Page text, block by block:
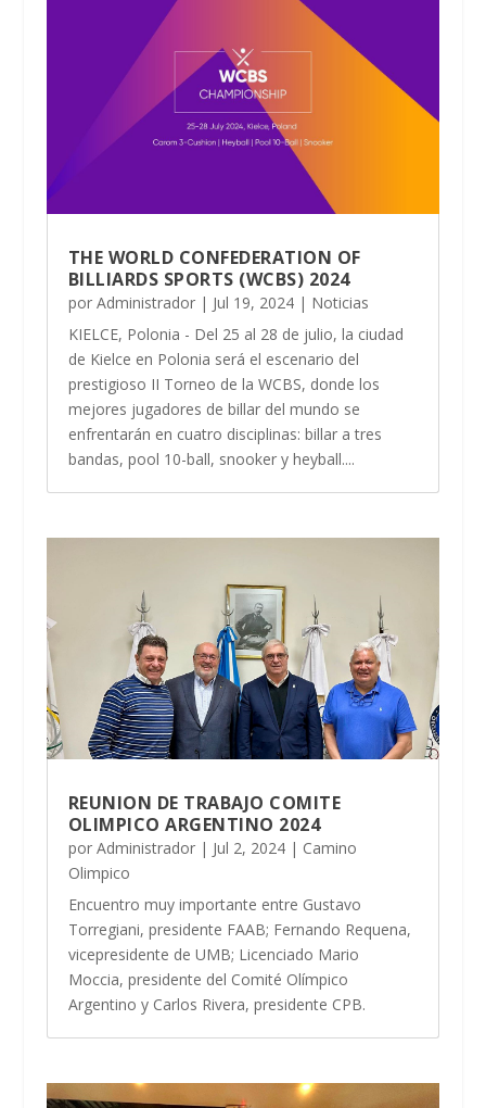
THE WORLD CONFEDERATION OF
BILLIARDS SPORTS (WCBS) 2024
por Administrador| Jul 19, 2024| Noticias
KIELCE, Polonia - Del 25 al 28 de julio, la ciudad
de Kielce en Polonia será el escenario del
prestigioso II Torneo de la WCBS, donde los
mejores jugadores de billar del mundo se
enfrentarán en cuatro disciplinas: billar a tres
bandas, pool 10-ball, snooker y heyball....
REUNION DE TRABAJO COMITE
OLIMPICO ARGENTINO 2024
por Administrador| Jul 2, 2024| Camino
Olimpico
Encuentro muy importante entre Gustavo
Torregiani, presidente FAAB; Fernando Requena,
vicepresidente de UMB; Licenciado Mario
Moccia, presidente del Comité Olímpico
Argentino y Carlos Rivera, presidente CPB.